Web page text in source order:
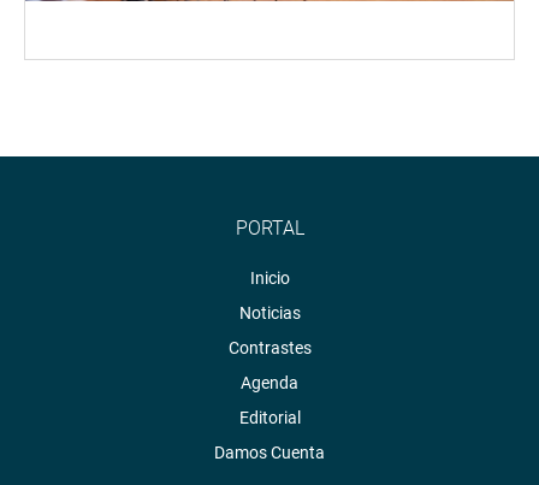
PORTAL
Inicio
Noticias
Contrastes
Agenda
Editorial
Damos Cuenta